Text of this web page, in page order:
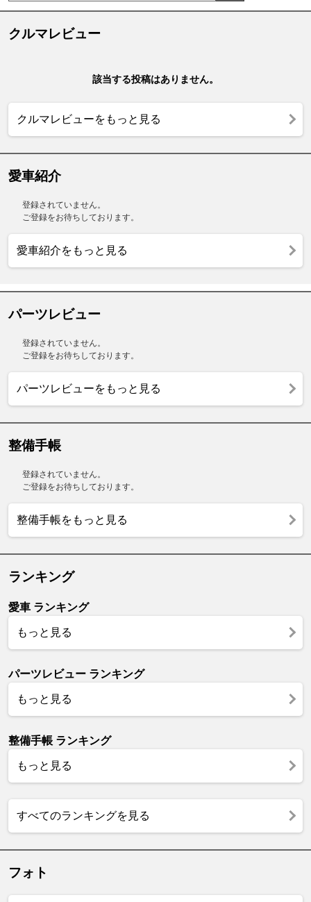
クルマレビュー
該当する投稿はありません。
クルマレビューをもっと見る
愛車紹介
登録されていません。
ご登録をお待ちしております。
愛車紹介をもっと見る
パーツレビュー
登録されていません。
ご登録をお待ちしております。
パーツレビューをもっと見る
整備手帳
登録されていません。
ご登録をお待ちしております。
整備手帳をもっと見る
ランキング
愛車 ランキング
もっと見る
パーツレビュー ランキング
もっと見る
整備手帳 ランキング
もっと見る
すべてのランキングを見る
フォト